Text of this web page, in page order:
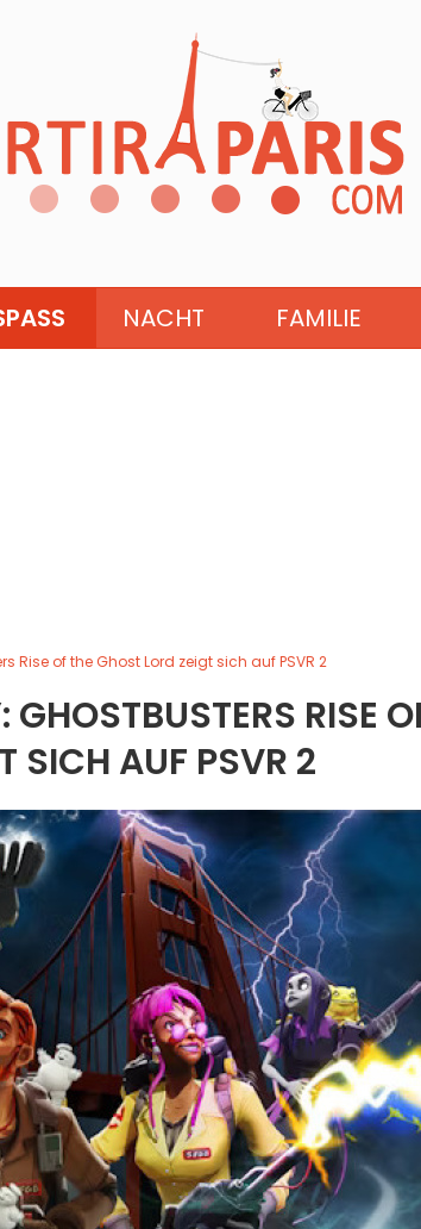
NACHT FAMILIE
Rise of the Ghost Lord zeigt sich auf PSVR 2
RISE
SICH AUF PSVR 2